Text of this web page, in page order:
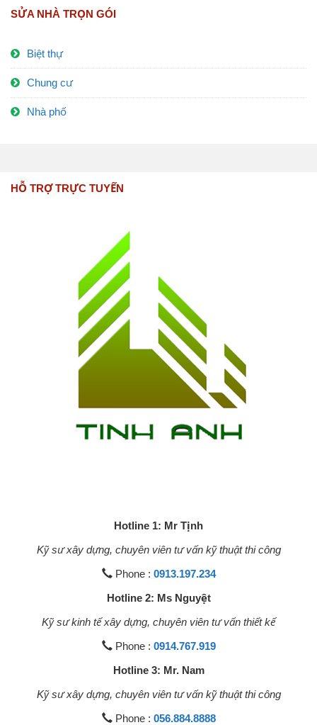
SỬA NHÀ TRỌN GÓI
Biệt thự
Chung cư
Nhà phố
HỖ TRỢ TRỰC TUYẾN
Hotline 1: Mr Tịnh
Kỹ sư xây dựng, chuyên viên tư vấn kỹ thuật thi công
Phone : 0913.197.234
Hotline 2: Ms Nguyệt
Kỹ sư kinh tế xây dựng, chuyên viên tư vấn thiết kế
Phone : 0914.767.919
Hotline 3: Mr. Nam
Kỹ sư xây dựng, chuyên viên tư vấn kỹ thuật thi công
Phone : 056.884.8888